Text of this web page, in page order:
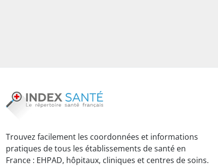
Trouvez facilement les coordonnées et informations
pratiques de tous les établissements de santé en
France : EHPAD, hôpitaux, cliniques et centres de soins.